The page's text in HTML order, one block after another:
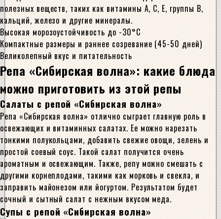
полезных веществ, таких как витамины А, С, Е, группы В,
кальций, железо и другие минералы.
Высокая морозоустойчивость до -30°C
Компактные размеры и раннее созревание (45-50 дней)
Великолепный вкус и питательность
Репа «Сибирская волна»: какие блюда
можно приготовить из этой репы
Салаты с репой «Сибирская волна»
Репа «Сибирская волна» отлично сыграет главную роль в
освежающих и витаминных салатах. Ее можно нарезать
тонкими полукольцами, добавить свежие овощи, зелень и
простой соевый соус. Такой салат получится очень
ароматным и освежающим. Также, репу можно смешать с
другими корнеплодами, такими как морковь и свекла, и
заправить майонезом или йогуртом. Результатом будет
сочный и сытный салат с нежным вкусом меда.
Супы с репой «Сибирская волна»